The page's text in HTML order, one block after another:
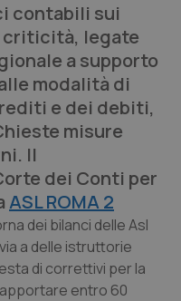
contabili sui
criticità, legate
a supporto
modalità di
e dei debiti,
misure
Il
dei Conti per
ASL ROMA 2
dei bilanci delle Asl
a delle istruttorie
di correttivi per la
apportare entro 60